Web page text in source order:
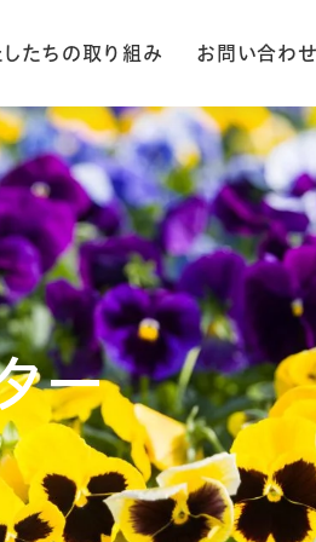
したちの取り組み お問い合わせ
ー